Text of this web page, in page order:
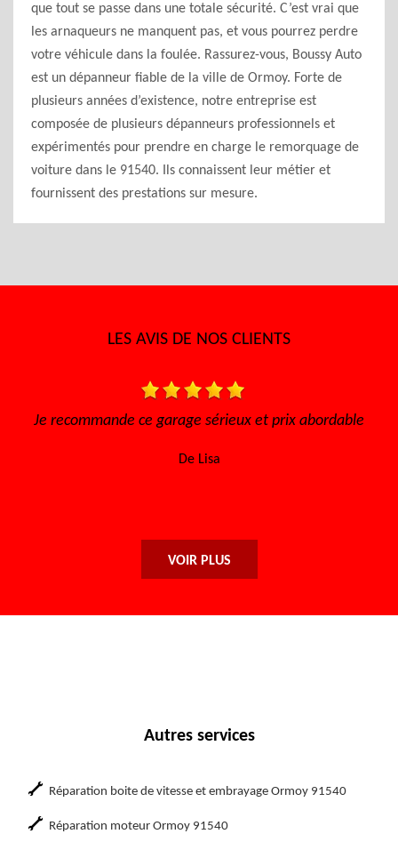
que tout se passe dans une totale sécurité. C’est vrai que
les arnaqueurs ne manquent pas, et vous pourrez perdre
votre véhicule dans la foulée. Rassurez-vous, Boussy Auto
est un dépanneur fiable de la ville de Ormoy. Forte de
plusieurs années d’existence, notre entreprise est
composée de plusieurs dépanneurs professionnels et
expérimentés pour prendre en charge le remorquage de
voiture dans le 91540. Ils connaissent leur métier et
fournissent des prestations sur mesure.
LES AVIS DE NOS CLIENTS
Je recommande ce garage sérieux et prix abordable
De Lisa
Très
VOIR PLUS
Autres services
Réparation boite de vitesse et embrayage Ormoy 91540
Réparation moteur Ormoy 91540